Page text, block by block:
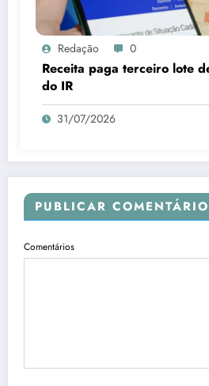
Redação 0
Receita paga terceiro lote
do IR
31/07/2026
PUBLICAR COMENTÁRIO
Comentários